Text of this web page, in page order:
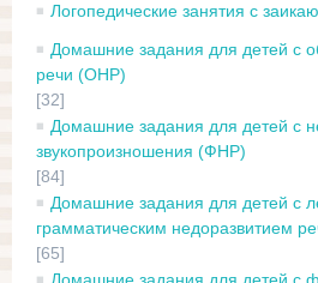
Логопедические занятия с
Домашние задания для детей с
речи (ОНР)
[32]
Домашние задания для детей с
звукопроизношения (ФНР)
[84]
Домашние задания для детей с
грамматическим недоразвитием
[65]